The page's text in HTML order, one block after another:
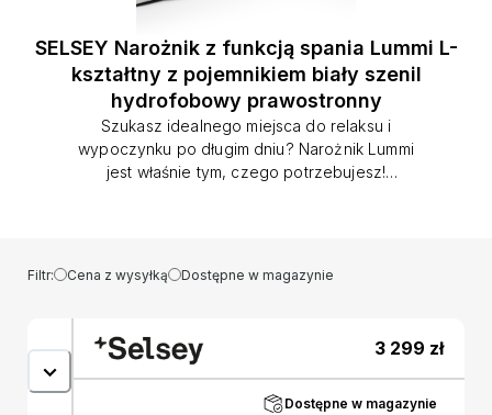
SELSEY Narożnik z funkcją spania Lummi L-
kształtny z pojemnikiem biały szenil
hydrofobowy prawostronny
Szukasz idealnego miejsca do relaksu i
wypoczynku po długim dniu? Narożnik Lummi
jest właśnie tym, czego potrzebujesz!
spania dzięki wyjątkowemu systemowi spania
DL. Gdy nadejdzie czas odpoczynku, po
przekształcić go w wygodne łóżko. Aby
ułatwić przechowywanie pościeli i kołdry,
narożnik Lummi został wyposażony w
pojemnik na pościel, który pozwoli zachować
Filtr: Cena z wysyłką Dostępne w magazynie
3 299 zł
Dostępne w magazynie